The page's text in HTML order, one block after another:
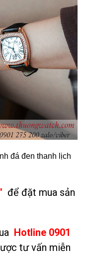
đá đen thanh lịch
để đặt mua sản
Hotline 0901
tư vấn miễn